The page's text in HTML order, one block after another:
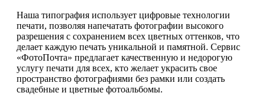
Наша типография использует цифровые технологии
печати, позволяя напечатать фотографии высокого
разрешения с сохранением всех цветных оттенков, что
делает каждую печать уникальной и памятной. Сервис
«ФотоПочта» предлагает качественную и недорогую
услугу печати для всех, кто желает украсить свое
пространство фотографиями без рамки или создать
свадебные и цветные фотоальбомы.